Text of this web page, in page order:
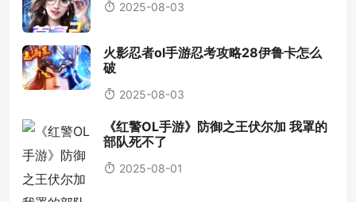
2025-08-03
火影忍者ol手游忍考攻略28伊鲁卡怎么
破
2025-08-03
《红警OL手游》防御之王伏尔加 我罩的
部队死不了
2025-08-01